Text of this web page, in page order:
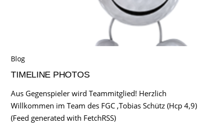
Blog
TIMELINE PHOTOS
Aus Gegenspieler wird Teammitglied! Herzlich
Willkommen im Team des FGC ,Tobias Schütz (Hcp 4,9)
(Feed generated with FetchRSS)